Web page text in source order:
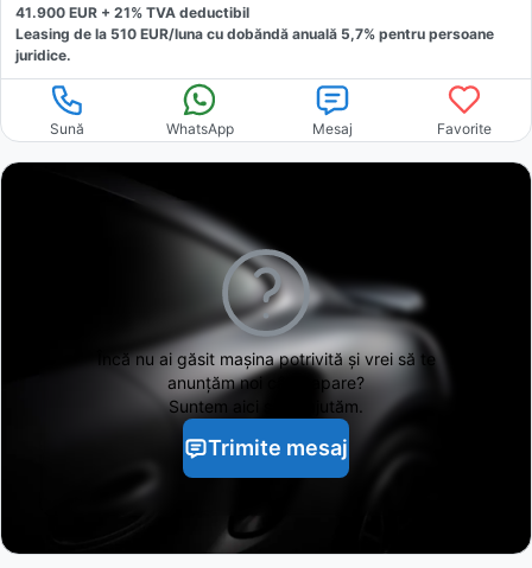
41.900 EUR + 21% TVA deductibil
Leasing de la 510 EUR/luna cu dobăndă anuală 5,7% pentru persoane
juridice.
Sună WhatsApp Mesaj Favorite
Încă nu ai găsitmașina potrivită și vrei să te
anunțăm noi când apare?
Suntem aici să te ajutăm.
Trimite mesaj